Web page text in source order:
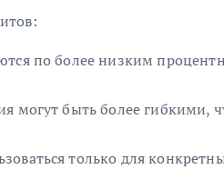
по более низким
могут быть более гибкими,
только для